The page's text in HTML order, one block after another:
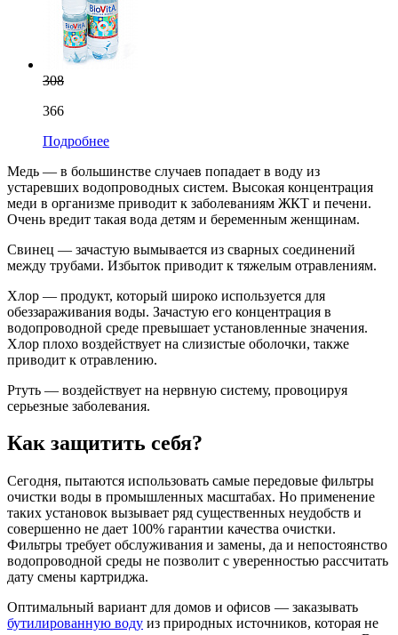
308
366
Подробнее
Медь — в большинстве случаев попадает в воду из
устаревших водопроводных систем. Высокая концентрация
меди в организме приводит к заболеваниям ЖКТ и печени.
Очень вредит такая вода детям и беременным женщинам.
Свинец — зачастую вымывается из сварных соединений
между трубами. Избыток приводит к тяжелым отравлениям.
Хлор — продукт, который широко используется для
обеззараживания воды. Зачастую его концентрация в
водопроводной среде превышает установленные значения.
Хлор плохо воздействует на слизистые оболочки, также
приводит к отравлению.
Ртуть — воздействует на нервную систему, провоцируя
серьезные заболевания.
Как защитить себя?
Сегодня, пытаются использовать самые передовые фильтры
очистки воды в промышленных масштабах. Но применение
таких установок вызывает ряд существенных неудобств и
совершенно не дает 100% гарантии качества очистки.
Фильтры требует обслуживания и замены, да и непостоянство
водопроводной среды не позволит с уверенностью рассчитать
дату смены картриджа.
Оптимальный вариант для домов и офисов — заказывать
бутилированную воду из природных источников, которая не